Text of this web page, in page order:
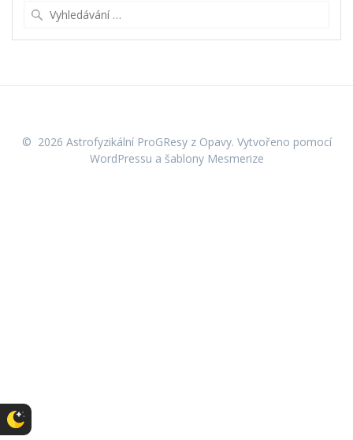
© 2026 Astrofyzikální ProGResy z Opavy. Vytvořeno pomocí
WordPressu a šablony Mesmerize